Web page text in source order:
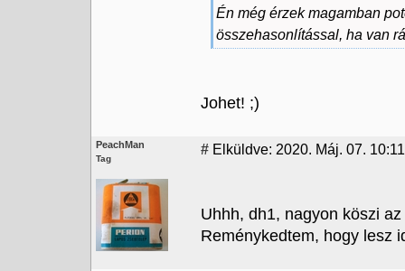
Én még érzek magamban
összehasonlítással, ha van
Johet! ;)
PeachMan
Tag
# Elküldve: 2020. Máj. 07. 10:11
Uhhh, dh1, nagyon köszi
Reménykedtem, hogy lesz